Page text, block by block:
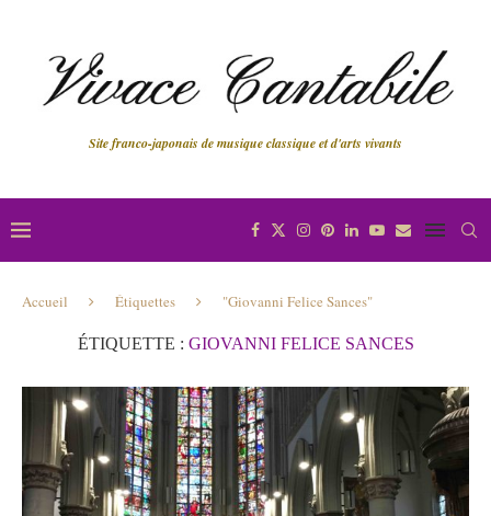
Site franco-japonais de musique classique et d'arts vivants
Accueil Étiquettes "Giovanni Felice Sances"
ÉTIQUETTE : GIOVANNI FELICE SANCES